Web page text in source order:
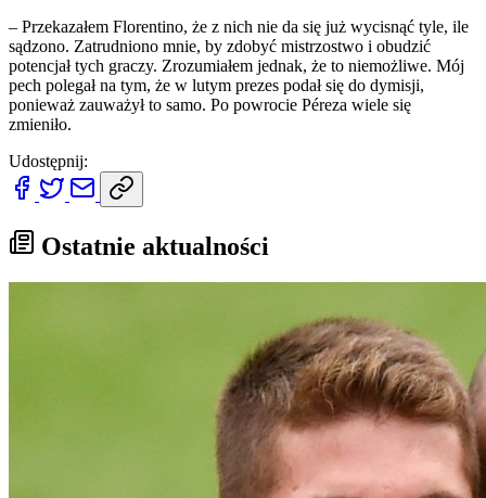
– Przekazałem Florentino, że z nich nie da się już wycisnąć tyle, ile
sądzono. Zatrudniono mnie, by zdobyć mistrzostwo i obudzić
potencjał tych graczy. Zrozumiałem jednak, że to niemożliwe. Mój
pech polegał na tym, że w lutym prezes podał się do dymisji,
ponieważ zauważył to samo. Po powrocie Péreza wiele się
zmieniło.
Udostępnij:
Ostatnie aktualności